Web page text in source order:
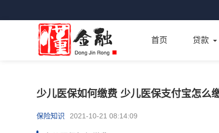
首页 贷款
少儿医保如何缴费 少儿医保支付宝怎么
保险知识 2021-10-21 08:14:09